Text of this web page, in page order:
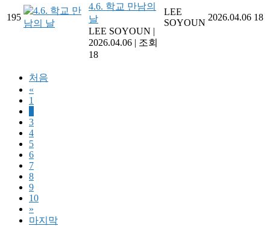
195
4.6. 학교 만남의
날
LEE SOYOUN |
2026.04.06 | 조회
18
LEE
SOYOUN
2026.04.06 18
처음
«
1
3
4
5
6
7
8
9
10
»
마지막